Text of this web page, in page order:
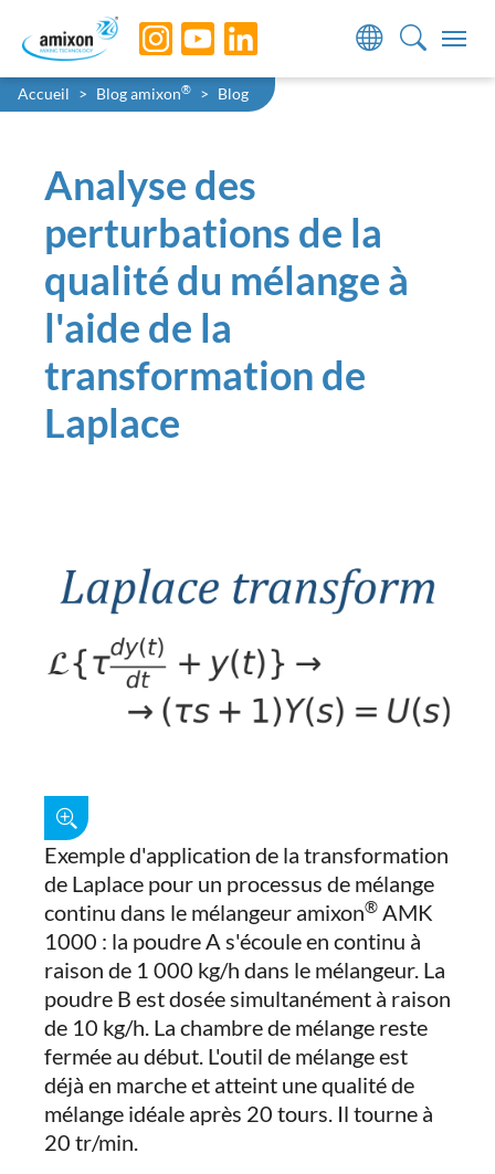
Skip to main navigation
Skip to main content
Skip to page footer
You are here:
Accueil Blog amixon® Blog
Analyse des
perturbations de la
qualité du mélange à
l'aide de la
transformation de
Laplace
Exemple d'application de la transformation
de Laplace pour un processus de mélange
continu dans le mélangeur amixon® AMK
1000 : la poudre A s'écoule en continu à
raison de 1 000 kg/h dans le mélangeur. La
poudre B est dosée simultanément à raison
de 10 kg/h. La chambre de mélange reste
fermée au début. L'outil de mélange est
déjà en marche et atteint une qualité de
mélange idéale après 20 tours. Il tourne à
20 tr/min.